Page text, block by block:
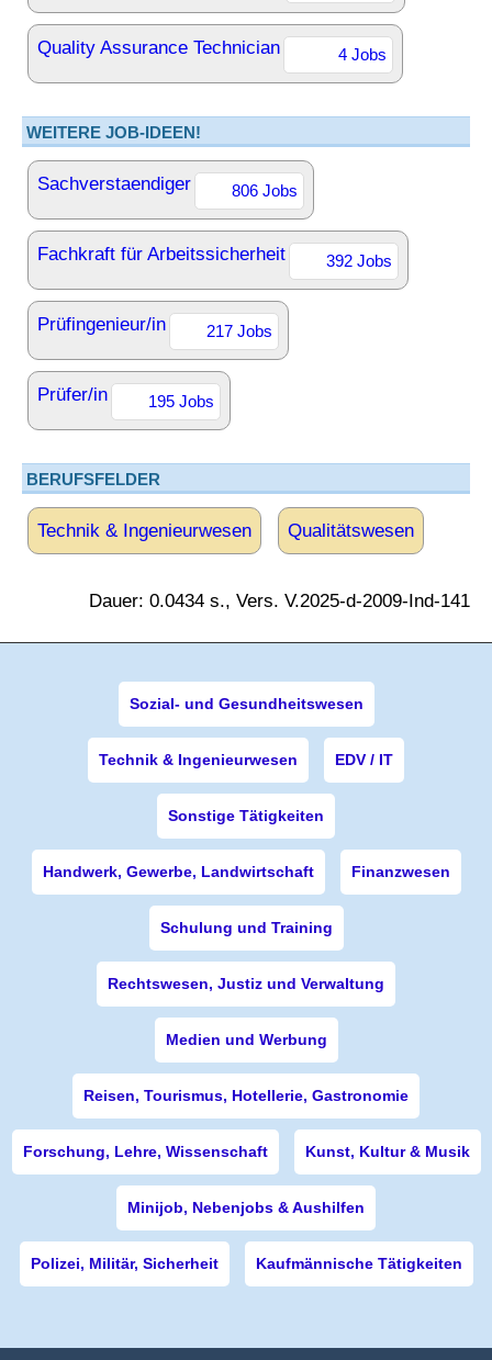
Quality Assurance Technician 4 Jobs
WEITERE JOB-IDEEN!
Sachverstaendiger 806 Jobs
Fachkraft für Arbeitssicherheit 392 Jobs
Prüfingenieur/in 217 Jobs
Prüfer/in 195 Jobs
BERUFSFELDER
Technik & Ingenieurwesen Qualitätswesen
Dauer: 0.0434 s., Vers. V.2025-d-2009-Ind-141
Sozial- und Gesundheitswesen
Technik & Ingenieurwesen EDV / IT
Sonstige Tätigkeiten
Handwerk, Gewerbe, Landwirtschaft Finanzwesen
Schulung und Training
Rechtswesen, Justiz und Verwaltung
Medien und Werbung
Reisen, Tourismus, Hotellerie, Gastronomie
Forschung, Lehre, Wissenschaft Kunst, Kultur & Musik
Minijob, Nebenjobs & Aushilfen
Polizei, Militär, Sicherheit Kaufmännische Tätigkeiten